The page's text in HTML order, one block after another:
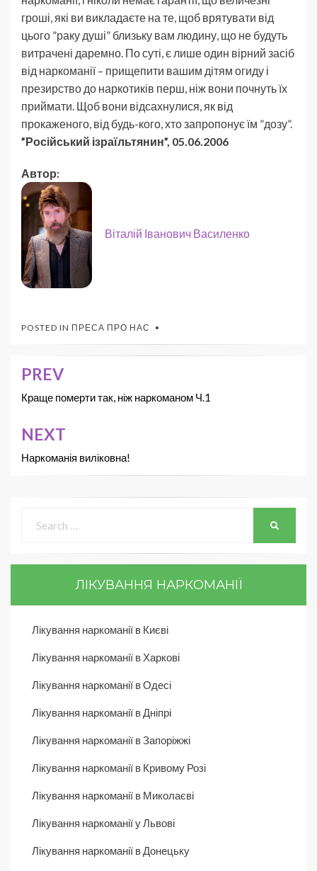
гроші, які ви викладаєте на те, щоб врятувати від
цього ”раку душі” близьку вам людину, що не будуть
витрачені даремно. По суті, є лише один вірний засіб
від наркоманії – прищепити вашим дітям огиду і
презирство до наркотиків перш, ніж вони почнуть їх
приймати. Щоб вони відсахнулися, як від
прокаженого, від будь-кого, хто запропонує їм ”дозу”.
”Російський ізраїльтянин”, 05.06.2006
Автор:
Віталій Іванович Василенко
POSTED IN ПРЕСА ПРО НАС
PREV
Краще померти так, ніж наркоманом Ч.1
NEXT
Наркоманія виліковна!
ЛІКУВАННЯ НАРКОМАНІЇ
Лікування наркоманії в Києві
Лікування наркоманії в Харкові
Лікування наркоманії в Одесі
Лікування наркоманії в Дніпрі
Лікування наркоманії в Запоріжжі
Лікування наркоманії в Кривому Розі
Лікування наркоманії в Миколаєві
Лікування наркоманії у Львові
Лікування наркоманії в Донецьку